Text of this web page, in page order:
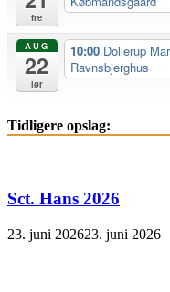
fre
AUG
22
lør
10:00 Dollerup
Ravnsbjerghus
Tidligere opslag:
Sct. Hans 2026
23. juni 202623. juni 2026